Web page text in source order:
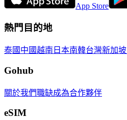
App Store
熱門目的地
泰國 中國越南 日本南韓台灣新加坡
Gohub
關於我們職缺成為合作夥伴
eSIM